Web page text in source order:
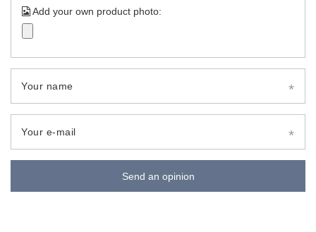
Add your own product photo:
Your name
Your e-mail
Send an opinion